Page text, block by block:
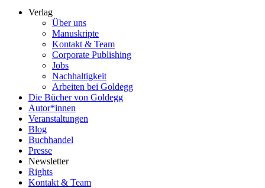
Verlag
Über uns
Manuskripte
Kontakt & Team
Corporate Publishing
Jobs
Nachhaltigkeit
Arbeiten bei Goldegg
Die Bücher von Goldegg
Autor*innen
Veranstaltungen
Blog
Buchhandel
Presse
Newsletter
Rights
Kontakt & Team